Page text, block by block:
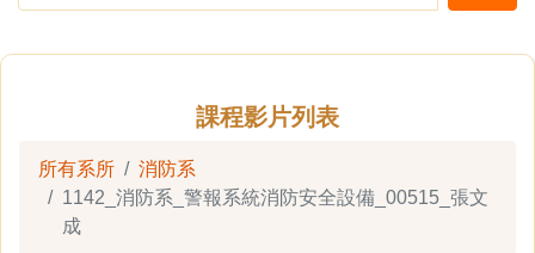
課程影片列表
所有系所
消防系
1142_消防系_警報系統消防安全設備_00515_張文
成